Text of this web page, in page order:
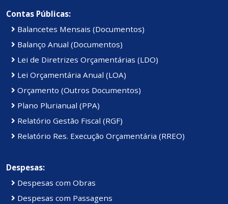
Contas Públicas:
Balancetes Mensais (Documentos)
Balanço Anual (Documentos)
Lei de Diretrizes Orçamentárias (LDO)
Lei Orçamentária Anual (LOA)
Orçamento (Outros Documentos)
Plano Plurianual (PPA)
Relatório Gestão Fiscal (RGF)
Relatório Res. Execução Orçamentária (RREO)
Despesas:
Despesas com Obras
Despesas com Passagens